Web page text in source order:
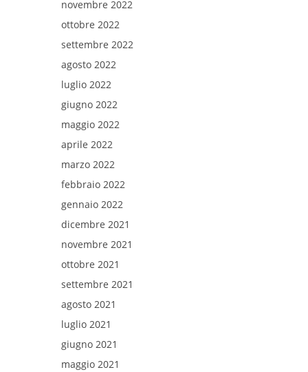
novembre 2022
ottobre 2022
settembre 2022
agosto 2022
luglio 2022
giugno 2022
maggio 2022
aprile 2022
marzo 2022
febbraio 2022
gennaio 2022
dicembre 2021
novembre 2021
ottobre 2021
settembre 2021
agosto 2021
luglio 2021
giugno 2021
maggio 2021